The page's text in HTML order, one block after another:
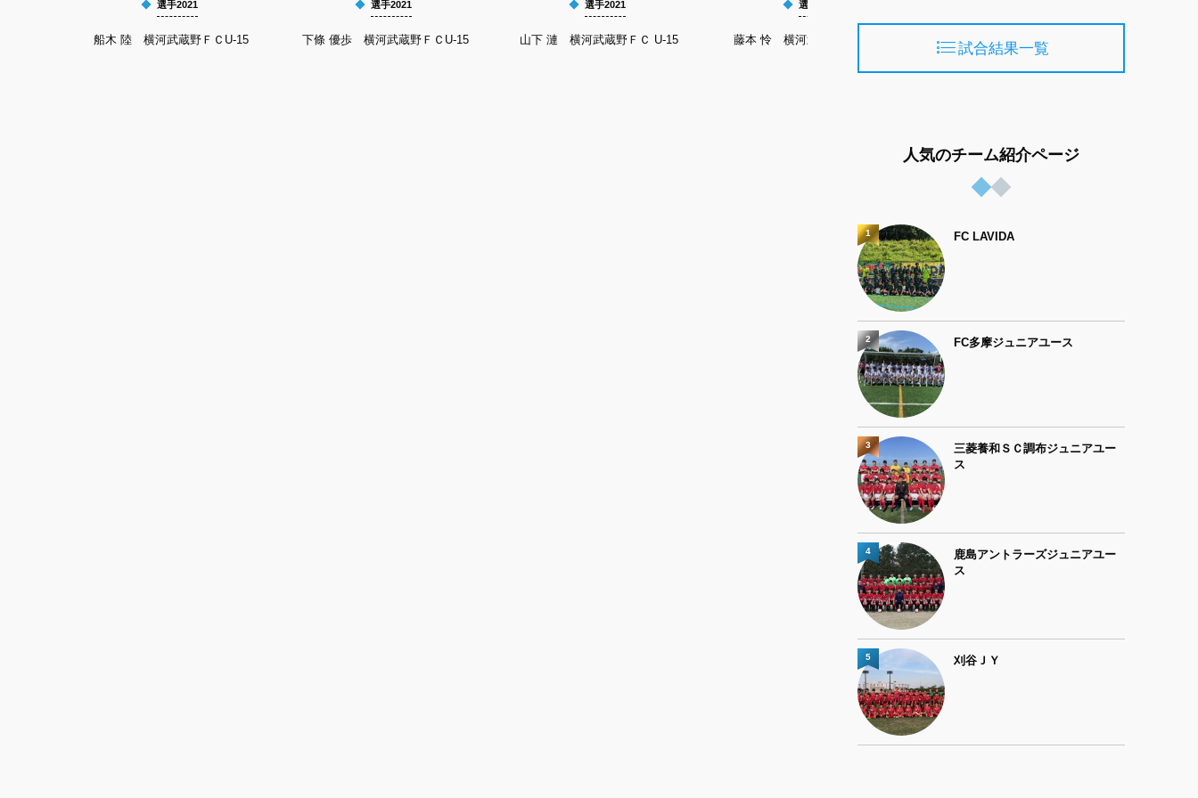
選手2021
船木 陸 横河武蔵野ＦＣU-15
選手2021
下條 優歩 横河武蔵野ＦＣU-15
選手2021
山下 漣 横河武蔵野ＦＣ U-15
選手2021
藤本 怜 横河武蔵野ＦＣ U-15 中島 源太 アビスパ福岡U-15
試合結果一覧
人気のチーム紹介ページ
FC LAVIDA
1
FC多摩ジュニアユース
2
三菱養和ＳＣ調布ジュニアユー
ス
3
鹿島アントラーズジュニアユー
ス
4
刈谷ＪＹ
5